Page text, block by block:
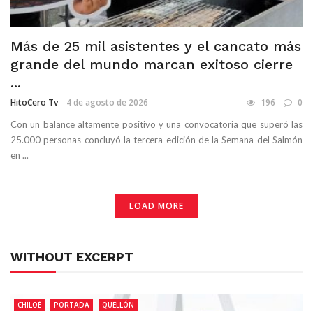
Más de 25 mil asistentes y el cancato más
grande del mundo marcan exitoso cierre
...
HitoCero Tv 4 de agosto de 2026 196 0
Con un balance altamente positivo y una convocatoria que superó las
25.000 personas concluyó la tercera edición de la Semana del Salmón
en ...
LOAD MORE
WITHOUT EXCERPT
CHILOÉ PORTADA QUELLÓN